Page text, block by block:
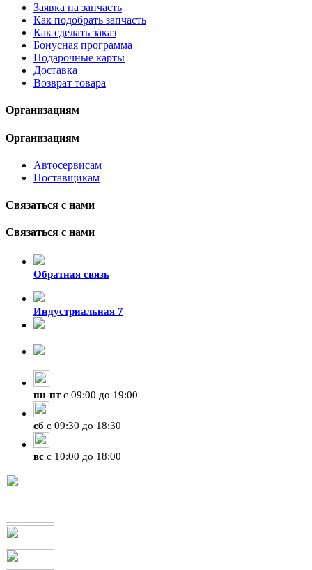
Заявка на запчасть
Как подобрать запчасть
Как сделать заказ
Бонусная программа
Подарочные карты
Доставка
Возврат товара
Организациям
Организациям
Автосервисам
Поставщикам
Связаться с нами
Связаться с нами
Обратная связь
Индустриальная 7
пн-птс 09:00 до 19:00
сб с 09:30 до 18:30
вс с 10:00 до 18:00